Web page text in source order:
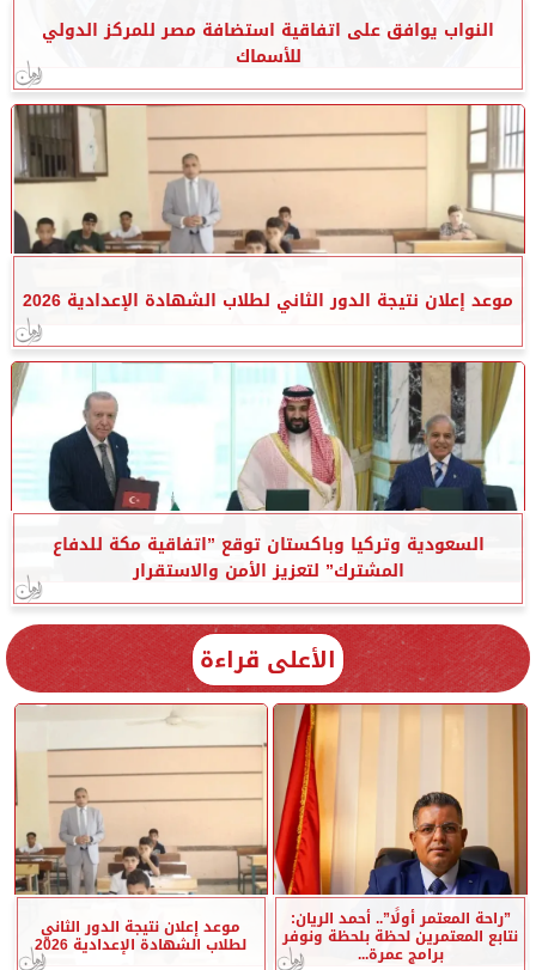
النواب يوافق على اتفاقية استضافة مصر للمركز الدولي
للأسماك
موعد إعلان نتيجة الدور الثاني لطلاب الشهادة الإعدادية 2026
السعودية وتركيا وباكستان توقع ”اتفاقية مكة للدفاع
المشترك” لتعزيز الأمن والاستقرار
الأعلى قراءة
”راحة المعتمر أولًا”.. أحمد الريان:
نتابع المعتمرين لحظة بلحظة ونوفر
برامج عمرة...
موعد إعلان نتيجة الدور الثاني
لطلاب الشهادة الإعدادية 2026